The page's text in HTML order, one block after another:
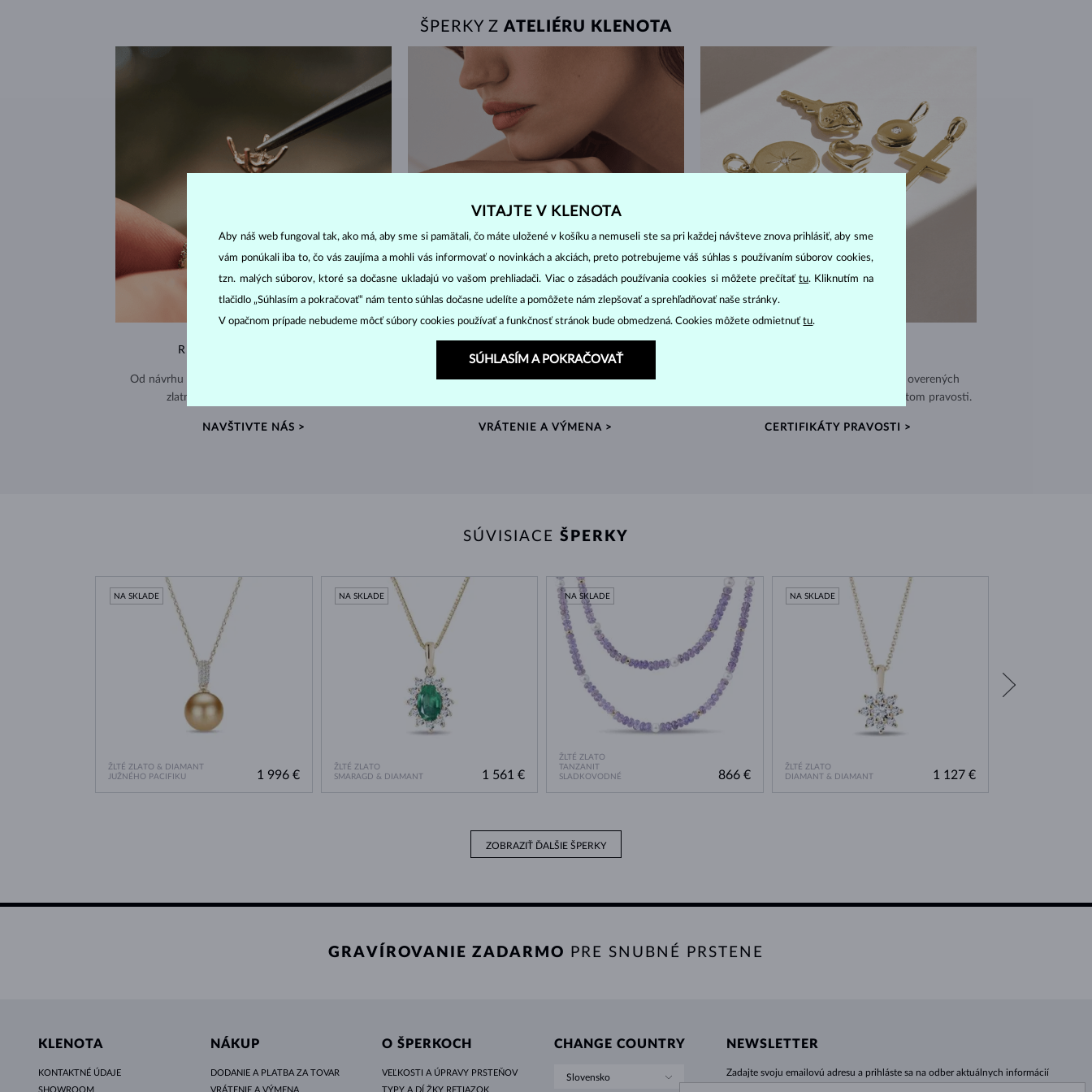
ŠPERKY Z ATELIÉRU KLENOTA
RUČNÁ VÝROBA V ČESKU
Od návrhu až po hotový šperk – všetko tvoríme v
zlatníckej dielni v srdci starej Prahy.
NAVŠTIVTE NÁS >
60 DNÍ NA VRÁTENIE
Nenosené šperky môžete jednoducho vrátiť, a ak ste si
VRÁTENIE A VÝMENA >
Používame vysokokvalitné materiály z overených
zdrojov a každý kus je opatrený certifikátom pravosti.
CERTIFIKÁTY PRAVOSTI >
SÚVISIACE ŠPERKY
ŽLTÉ ZLATO & DIAMANT
JUŽNÉHO PACIFIKU
NA SKLADE
1 996 €
ŽLTÉ ZLATO
SMARAGD & DIAMANT
NA SKLADE
1 561 €
ŽLTÉ ZLATO
TANZANIT
SLADKOVODNÉ
NA SKLADE
866 €
ŽLTÉ ZLATO
DIAMANT & DIAMANT
NA SKLADE
1 127 €
ZOBRAZIŤ ĎALŠIE ŠPERKY
GRAVÍROVANIE ZADARMO PRE SNUBNÉ PRSTENE
KLENOTA
KONTAKTNÉ ÚDAJE
SHOWROOM
NÁKUP
DODANIE A PLATBA ZA TOVAR
VRÁTENIE A VÝMENA
O ŠPERKOCH
VEĽKOSTI A ÚPRAVY PRSTEŇOV
TYPY A DĹŽKY RETIAZOK
CHANGE COUNTRY
Slovensko
NEWSLETTER
Zadajte svoju emailovú adresu a prihláste sa na odber aktuálnych informácií
VITAJTE V KLENOTA
Aby náš web fungoval tak, ako má, aby sme si pamätali, čo máte uložené v košíku a nemuseli ste sa pri každej návšteve znova prihlásiť, aby sme
vám ponúkali iba to, čo vás zaujíma a mohli vás informovať o novinkách a akciách, preto potrebujeme váš súhlas s používaním súborov cookies,
tzn. malých súborov, ktoré sa dočasne ukladajú vo vašom prehliadači. Viac o zásadách používania cookies si môžete prečítaťtu. Kliknutím na
tlačidlo „Súhlasím a pokračovať“ nám tento súhlas dočasne udelíte a pomôžete nám zlepšovať a sprehľadňovať naše stránky.
V opačnom prípade nebudeme môcť súbory cookies používať a funkčnosť stránok bude obmedzená. Cookies môžete odmietnuťtu.
SÚHLASÍM A POKRAČOVAŤ